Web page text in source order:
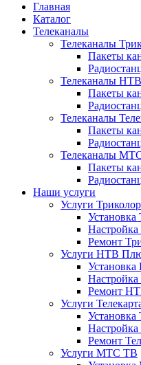
Главная
Каталог
Телеканалы
Телеканалы
Пакеты
Телеканалы
Пакеты
Телеканалы
Пакеты
Телеканалы
Пакеты
Наши услуги
Услуги
Ремонт
Услуги НТВ
Ремонт
Услуги
Установка
Настройка
Ремонт
Услуги МТС ТВ